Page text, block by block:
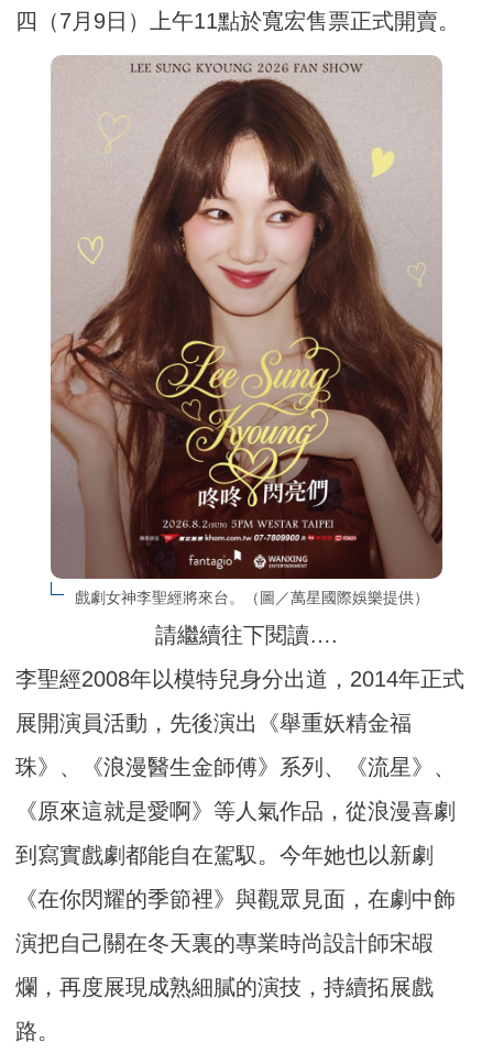
四（7月9日）上午11點於寬宏售票正式開賣。
戲劇女神李聖經將來台。（圖／萬星國際娛樂提供）
請繼續往下閱讀….
李聖經2008年以模特兒身分出道，2014年正式
展開演員活動，先後演出《舉重妖精金福
珠》、《浪漫醫生金師傅》系列、《流星》、
《原來這就是愛啊》等人氣作品，從浪漫喜劇
到寫實戲劇都能自在駕馭。今年她也以新劇
《在你閃耀的季節裡》與觀眾見面，在劇中飾
演把自己關在冬天裏的專業時尚設計師宋嘏
爛，再度展現成熟細膩的演技，持續拓展戲
路。